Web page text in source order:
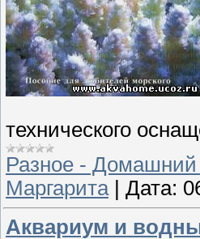
технического
Разное - Домашний
Маргарита| Дата:
Аквариум и